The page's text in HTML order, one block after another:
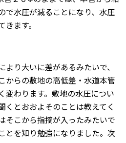
で水圧が減ることになり、水圧
ます。
り大いに差があるみたいで、
からの敷地の高低差・水道本管
変わります。敷地の水圧につい
くとおおよそのことは教えてく
そこから指摘が入ったみたいで
とを知り勉強になりました。次